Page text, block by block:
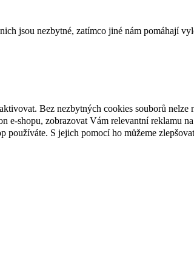
jsou nezbytné, zatímco jiné nám pomáhají
Bez nezbytných cookies souborů nelze
e-shopu, zobrazovat Vám relevantní reklamu
používáte. S jejich pomocí ho můžeme